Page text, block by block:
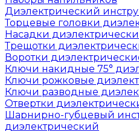
Диэлектрический
Торцевые головки
Насадки
Трещотки
Воротки
Ключи накидные 75°
Ключи рожковые
Ключи разводные
Отвертки
Шарнирно-губцевый
диэлектрический